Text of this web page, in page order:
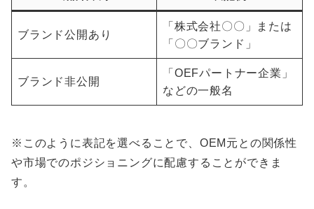
ブランド公開あり
「株式会社〇〇」または
「〇〇ブランド」
ブランド非公開
「OEFパートナー企業」
などの一般名
※このように表記を選べることで、OEM元との関係性
や市場でのポジショニングに配慮することができま
す。